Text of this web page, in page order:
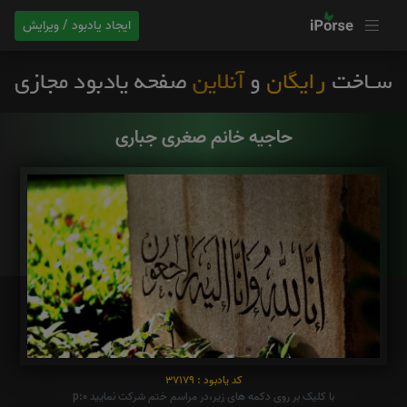
ایجاد یادبود / ویرایش
حاجیه خانم صغری جباری
کد یادبود : 37179
با کلیک بر روی دکمه های زیر،در مراسم ختم شرکت نمایید p:0